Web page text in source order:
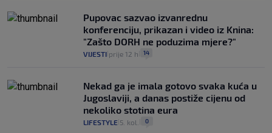
Pupovac sazvao izvanrednu
konferenciju, prikazan i video iz Knina:
"Zašto DORH ne poduzima mjere?"
VIJESTI prije 12 h 14
Nekad ga je imala gotovo svaka kuća u
Jugoslaviji, a danas postiže cijenu od
nekoliko stotina eura
LIFESTYLE 5. kol. 0